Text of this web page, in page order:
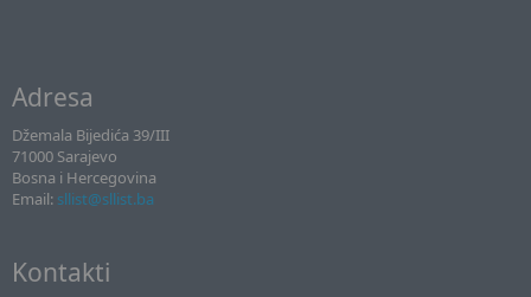
Adresa
Džemala Bijedića 39/III
71000 Sarajevo
Bosna i Hercegovina
Email: sllist@sllist.ba
Kontakti